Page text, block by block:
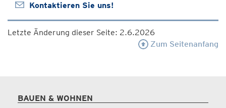
Kontaktieren Sie uns!
Letzte Änderung dieser Seite: 2.6.2026
Zum Seitenanfang
BAUEN & WOHNEN